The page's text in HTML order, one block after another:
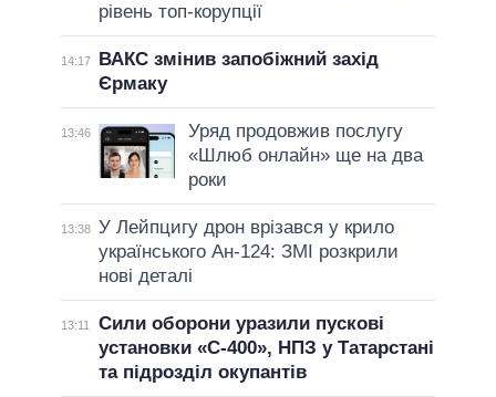
рівень топ-корупції
14:17
ВАКС змінив запобіжний захід
Єрмаку
13:46
Уряд продовжив послугу
«Шлюб онлайн» ще на два
роки
13:38 У Лейпцигу дрон врізався у крило
українського Ан-124: ЗМІ розкрили
нові деталі
13:11
Сили оборони уразили пускові
установки «С-400», НПЗ у Татарстані
та підрозділ окупантів